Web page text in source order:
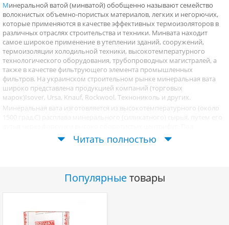
Минеральной ватой (минватой) обобщенно называют семейство
волокнистых объемно-пористых материалов, легких и негорючих,
которые применяются в качестве эффективных термоизоляторов в
различных отраслях строительства и техники. Минвата находит
самое широкое применение в утеплении зданий, сооружений,
термоизоляции холодильной техники, высокотемпературного
технологического оборудования, трубопроводных магистралей, а
также в качестве фильтрующего элемента промышленных
фильтров. На украинском строительном рынке минеральная вата
широко представлена продукцией компаний (торговых
марок)Isover, Ursa, Knauf, Rockwool, Технониколь и других.
Минеральная вата изготовляется из высокотемпературного (около
воздействием высокого давления и центробежной силы
разбрызгиваемые капли горячего расплава вытягиваются в тонкие
смешиваются с небольшим количеством (от 2 до 10%)
формальдегидного связующего, гидрофобными
(водоотталкивающими) добавками, и прессуются в те или иные
Для применения в строительстве минеральная вата выпускается в
следующих товарных формах:
Читать полностью
Популярныетовары